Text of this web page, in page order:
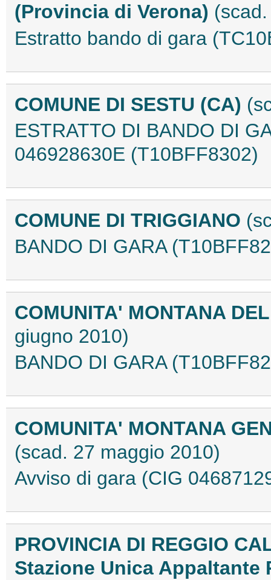
(Provincia di Verona)
Estratto bando di gara
COMUNE DI SESTU (CA)
ESTRATTO DI BANDO DI
046928630E (T10BFF8302)
COMUNE DI TRIGGIANO
BANDO DI GARA
COMUNITA' MONTANA
giugno 2010)
BANDO DI GARA
COMUNITA' MONTANA
(scad. 27 maggio 2010)
Avviso di gara (CIG
PROVINCIA DI REGGIO
Stazione Unica Appaltante